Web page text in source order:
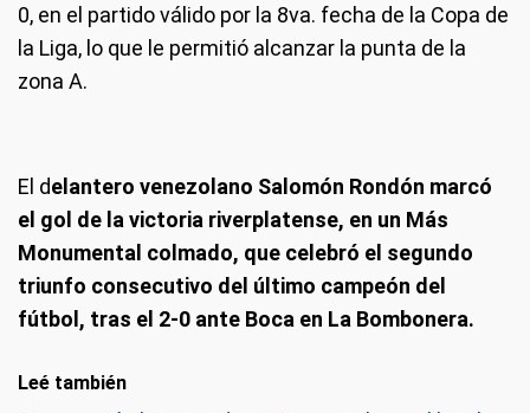
0, en el partido válido por la 8va. fecha de la Copa de
la Liga, lo que le permitió alcanzar la punta de la
zona A.
El delantero venezolano Salomón Rondón marcó
el gol de la victoria riverplatense, en un Más
Monumental colmado, que celebró el segundo
triunfo consecutivo del último campeón del
fútbol, tras el 2-0 ante Boca en La Bombonera.
Leé también